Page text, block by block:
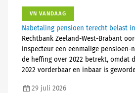
VN VANDAAG
Nabetaling pensioen terecht belast
Rechtbank Zeeland-West-Brabant
inspecteur een eenmalige pensioen-
de heffing over 2022 betrekt, omdat
2022 vorderbaar en inbaar is
29 juli 2026